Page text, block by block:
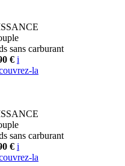
sans carburant
€ i
la
sans carburant
€ i
la